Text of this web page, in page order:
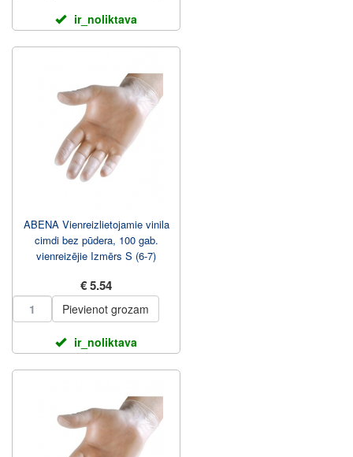
ir_noliktava
ABENA Vienreizlietojamie vinila
cimdi bez pūdera, 100 gab.
vienreizējie Izmērs S (6-7)
€ 5.54
Pievienot grozam
ir_noliktava